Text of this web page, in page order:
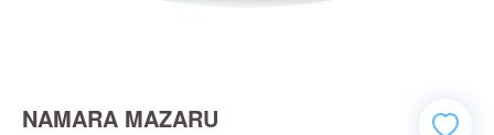
NAMARA MAZARU